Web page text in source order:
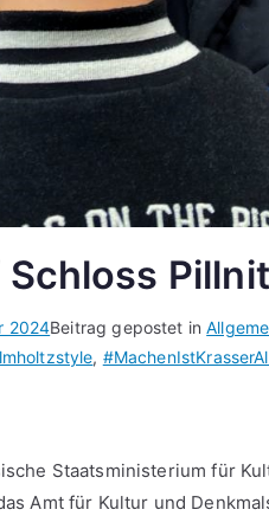
Schloss
2024Beitrag gepostet in
,
Staatsministerium für
Amt für Kultur und